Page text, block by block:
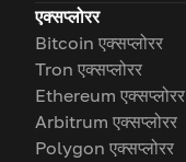
एक्सप्लोरर
Bitcoin एक्सप्लोरर
Tron एक्सप्लोरर
Ethereum एक्सप्लोरर
Arbitrum एक्सप्लोरर
Polygon एक्सप्लोरर